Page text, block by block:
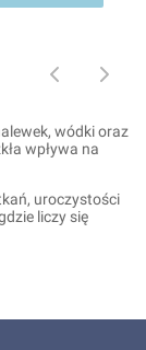
wódki oraz
wpływa na
uroczystości
liczy się